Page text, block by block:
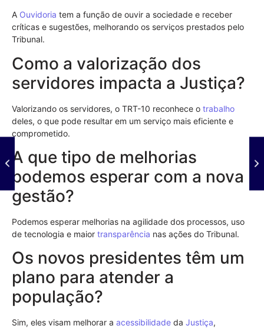
A Ouvidoria tem a função de ouvir a sociedade e receber
críticas e sugestões, melhorando os serviços prestados pelo
Tribunal.
Como a valorização dos
servidores impacta a Justiça?
Valorizando os servidores, o TRT-10 reconhece o trabalho
deles, o que pode resultar em um serviço mais eficiente e
comprometido.
A que tipo de melhorias
podemos esperar com a nova
gestão?
Podemos esperar melhorias na agilidade dos processos, uso
de tecnologia e maior transparência nas ações do Tribunal.
Os novos presidentes têm um
plano para atender a
população?
Sim, eles visam melhorar a acessibilidade da Justiça,